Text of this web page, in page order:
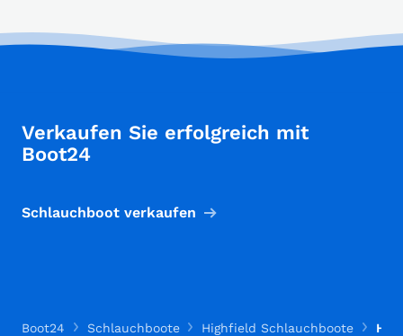
Verkaufen Sie erfolgreich mit
Boot24
Schlauchboot verkaufen
Boot24 Schlauchboote Highfield Schlauchboote